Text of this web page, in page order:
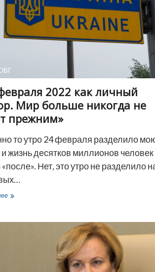
2022 как личный
Мир больше никогда не
прежним»
то утро 24 февраля разделило
жизнь десятков миллионов человек
«после». Нет, это утро не разделило
«24
как